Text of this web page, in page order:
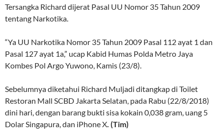
Tersangka Richard dijerat Pasal UU Nomor 35 Tahun 2009
tentang Narkotika.
“Ya UU Narkotika Nomor 35 Tahun 2009 Pasal 112 ayat 1 dan
Pasal 127 ayat 1a,” ucap Kabid Humas Polda Metro Jaya
Kombes Pol Argo Yuwono, Kamis (23/8).
Sebelumnya diketahui Richard Muljadi ditangkap di Toilet
Restoran Mall SCBD Jakarta Selatan, pada Rabu (22/8/2018)
dini hari, dengan barang bukti sisa kokain 0,038 gram, uang 5
Dolar Singapura, dan iPhone X . (Tim)